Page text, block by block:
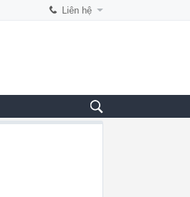
Liên hệ